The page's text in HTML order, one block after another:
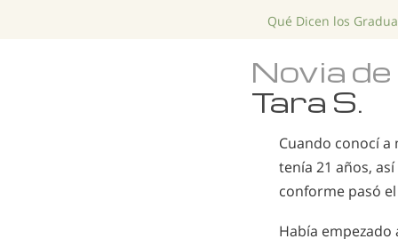
Qué Dicen los
Novia
Tara S.
Cuando conocí a
tenía 21 años,
conforme pasó
Había